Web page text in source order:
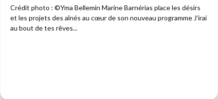
Crédit photo : ©Yma Bellemin Marine Barnérias place les désirs
et les projets des aînés au cœur de son nouveau programme J’irai
au bout de tes rêves...